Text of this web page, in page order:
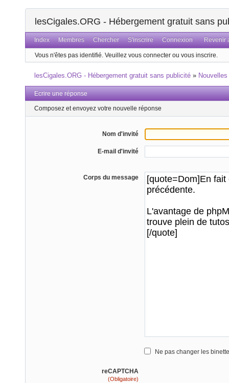
lesCigales.ORG - Hébergement gratuit sans
Index Membres Chercher S'inscrire Connexion Revenir
Vous n'êtes pas identifié. Veuillez vous connecter ou vous inscrire.
lesCigales.ORG - Hébergement gratuit sans publicité » Nouvelles
Ecrire une réponse
Composez et envoyez votre nouvelle réponse
Nom d'invité
E-mail d'invité
Corps du message
Ne pas changer les
reCAPTCHA
(Obligatoire)